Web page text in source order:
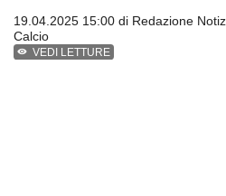
19.04.2025 15:00 di Redazione
Calcio
VEDI LETTURE